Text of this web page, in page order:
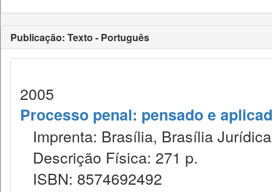
Publicação: Texto - Português
2005
Processo penal: pensado e
Imprenta: Brasília, Brasília
Descrição Física: 271 p.
ISBN: 8574692492